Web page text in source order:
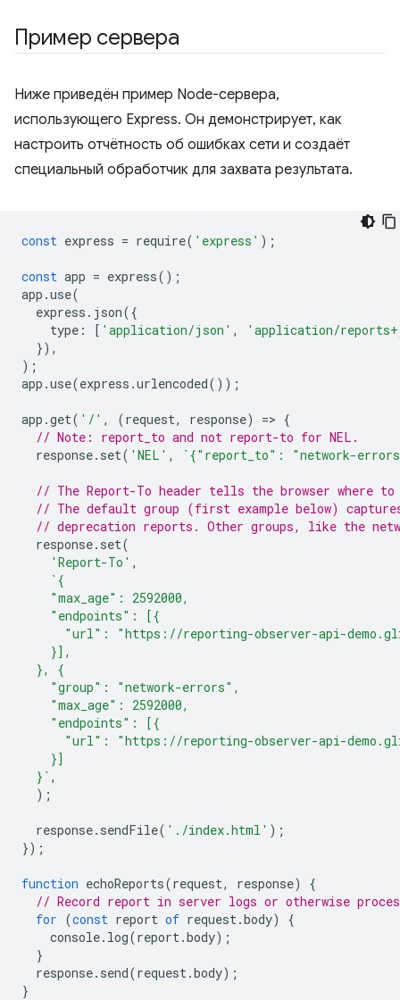
Пример сервера
Ниже приведён пример Node-сервера,
использующего Express. Он демонстрирует, как
настроить отчётность об ошибках сети и создаёт
специальный обработчик для захвата результата.
const express = require( 'express' );
const app = express();
app .use(
express . json({
type : [ 'application/json' ,
'application/
}),
);
app .use(express .urlencoded());
app .get( '/' , (request, response) => {
// Note: report_to and not report-to for NEL.
response. set( 'NEL' , `{"report_to": "network-
// The Report-To header tells the browser where
// The default group (first example below)
// deprecation reports. Other groups, like the
response. set(
'Report-To' ,
`{
    "max_age": 2592000,
    "endpoints": [{
"url": "https://reporting-observer-api-
    }],
  }, {
    "group": "network-errors",
    "max_age": 2592000,
    "endpoints": [{
"url": "https://reporting-observer-api-
    }]
  }`
,
);
response. sendFile( './index.html' );
});
function echoReports(request, response)
{
// Record report in server logs or otherwise
for (const report of request.body)
{
console. log(report.body);
}
response. send(request.body);
}